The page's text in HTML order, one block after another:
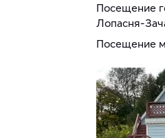
Посещение
Лопасня-
Посещение